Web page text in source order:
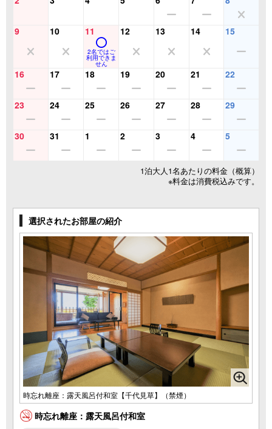
9 10 11
2名ではご
利用できま
せん
12 13 14 15
16 17 18 19 20 21 22
23 24 25 26 27 28 29
30 31 1 2 3 4 5
1泊大人1名あたりの料金（概算）
※料金は消費税込みです。
選択されたお部屋の紹介
時忘れ離座：露天風呂付和室【千代見草】（禁煙）
時忘れ離座：露天風呂付和室